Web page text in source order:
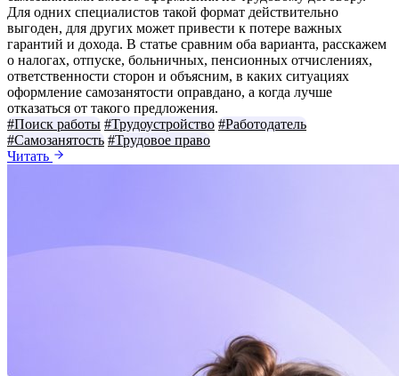
Для одних специалистов такой формат действительно
выгоден, для других может привести к потере важных
гарантий и дохода. В статье сравним оба варианта, расскажем
о налогах, отпуске, больничных, пенсионных отчислениях,
ответственности сторон и объясним, в каких ситуациях
оформление самозанятости оправдано, а когда лучше
отказаться от такого предложения.
#Поиск работы #Трудоустройство #Работодатель
#Самозанятость #Трудовое право
Читать